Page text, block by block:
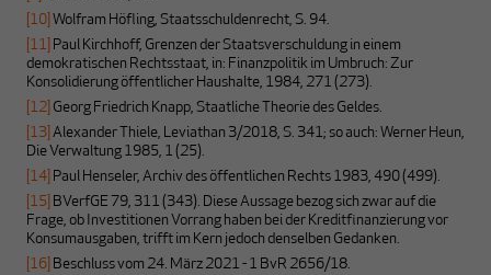
[10] Wolfram Höfling, Staatsschuldenrecht, S. 94.
[11]
Paul Kirchhoff, Grenzen der Staatsverschuldung in einem
demokratischen Rechtsstaat, in: Finanzpolitik im Umbruch: Zur
Konsolidierung öffentlicher Haushalte, 1984, 271 (273).
[12] Georg Friedrich Knapp, Staatliche Theorie des Geldes.
[13] Alexander Thiele, Leviathan 3/2018, S. 341; so auch: Werner Heun,
Die Verwaltung 1985, 1 (25).
[14] Paul Henseler, Archiv des öffentlichen Rechts 1983, 490 (499).
[15] BVerfGE 79, 311 (343). Diese Aussage bezog sich zwar auf die
Frage, ob Investitionen Vorrang haben bei der Kreditfinanzierung vor
Konsumausgaben, trifft im Kern jedoch denselben Gedanken.
[16] Beschluss vom 24. März 2021 - 1 BvR 2656/18.